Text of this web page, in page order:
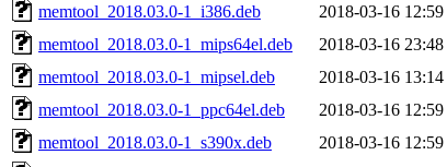
memtool_2018.03.0-1_i386.deb
2018-03-16 12:59
memtool_2018.03.0-1_mips64el.deb
2018-03-16 23:48
memtool_2018.03.0-1_mipsel.deb
2018-03-16 13:14
memtool_2018.03.0-1_ppc64el.deb
2018-03-16 12:59
memtool_2018.03.0-1_s390x.deb
2018-03-16 12:59